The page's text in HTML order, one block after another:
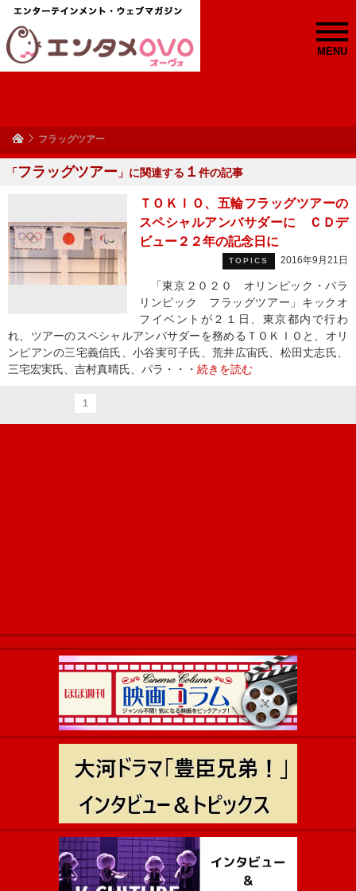
MENU
フラッグツアー
「フラッグツアー 」に関連する １ 件の記事
ＴＯＫＩＯ、五輪フラッグツアーの
スペシャルアンバサダーに ＣＤデ
ビュー２２年の記念日に
TOPICS 2016年9月21日
「東京２０２０ オリンピック・パラ
リンピック フラッグツアー」キックオ
フイベントが２１日、東京都内で行わ
れ、ツアーのスペシャルアンバサダーを務めるＴＯＫＩＯと、オリ
ンピアンの三宅義信氏、小谷実可子氏、荒井広宙氏、松田丈志氏、
三宅宏実氏、吉村真晴氏、パラ・・・ 続きを読む
1